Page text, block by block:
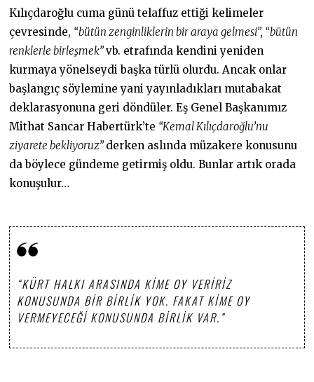
Kılıçdaroğlu cuma günü telaffuz ettiği kelimeler
çevresinde, “bütün zenginliklerin bir araya gelmesi”, “bütün
renklerle birleşmek”vb. etrafında kendini yeniden
kurmaya yönelseydi başka türlü olurdu. Ancak onlar
başlangıç söylemine yani yayınladıkları mutabakat
deklarasyonuna geri döndüler. Eş Genel Başkanımız
Mithat Sancar Habertürk’te “Kemal Kılıçdaroğlu’nu
ziyarete bekliyoruz” derken aslında müzakere konusunu
da böylece gündeme getirmiş oldu. Bunlar artık orada
konuşulur…
“KÜRT HALKI ARASINDA KIME OY VERIRIZ
KONUSUNDA BIR BIRLIK YOK. FAKAT KIME OY
VERMEYECEĞI KONUSUNDA BIRLIK VAR.”